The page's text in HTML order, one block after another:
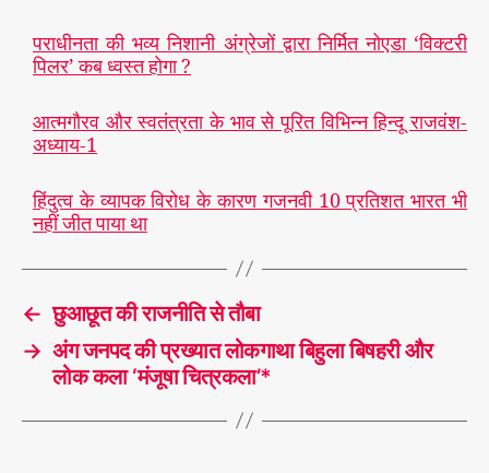
पराधीनता की भव्य निशानी अंग्रेजों द्वारा निर्मित नोएडा ‘विक्टरी
पिलर’ कब ध्वस्त होगा ?
आत्मगौरव और स्वतंत्रता के भाव से पूरित विभिन्न हिन्दू राजवंश-
अध्याय-1
हिंदुत्व के व्यापक विरोध के कारण गजनवी 10 प्रतिशत भारत भी
नहीं जीत पाया था
← छुआछूत की राजनीति से तौबा
→ अंग जनपद की प्रख्यात लोकगाथा बिहुला बिषहरी और
लोक कला ‘मंजूषा चित्रकला’*